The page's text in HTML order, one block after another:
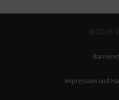
Impressum und